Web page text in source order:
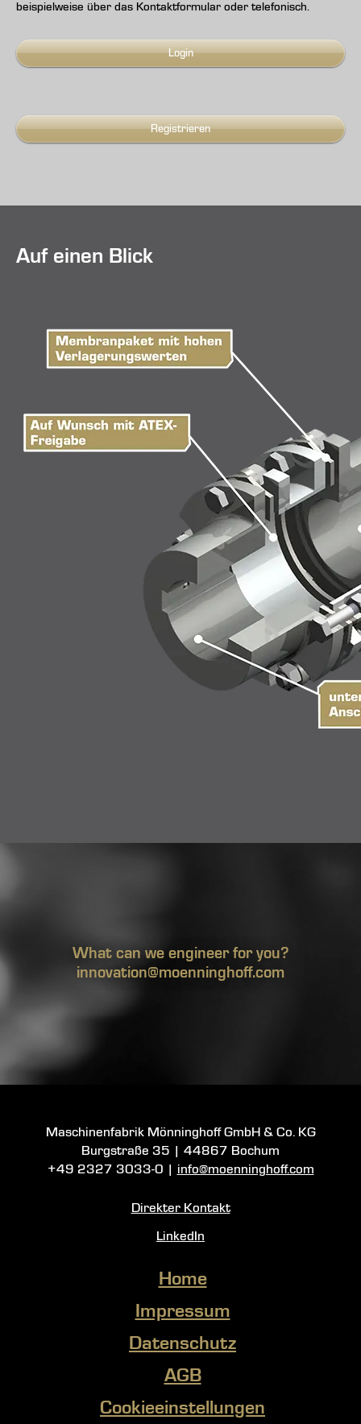
beispielweise über das Kontaktformular oder telefonisch.
Login
Registrieren
Auf einen Blick
What can we engineer for you?
innovation@moenninghoff.com
Maschinenfabrik Mönninghoff GmbH & Co. KG
Burgstraße 35
44867 Bochum
+49 2327 3033-0
info@moenninghoff.com
Direkter Kontakt
LinkedIn
Home
Impressum
Datenschutz
AGB
Cookieeinstellungen